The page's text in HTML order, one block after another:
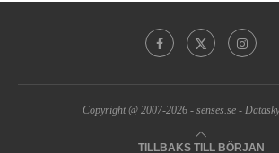
Copyright @ 2007-2026 - senses.se-
TILLBAKS TILL BÖRJAN